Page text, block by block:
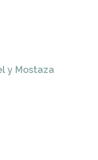
y Mostaza